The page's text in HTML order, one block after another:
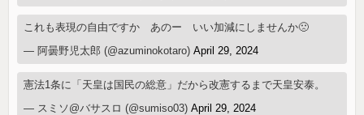
これも表現の自由ですか あのー いい加減にしませんか🙁
— 阿曇野児太郎 (@azuminokotaro)April 29, 2024
憲法1条に「天皇は国民の総意」だから改憲するまで天皇安泰。
— スミソ@バサスロ (@sumiso03)April 29, 2024